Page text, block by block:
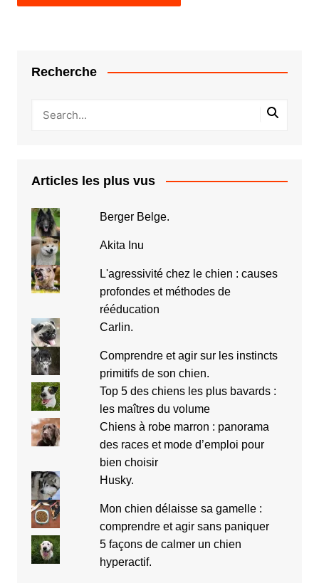
Recherche
Articles les plus vus
Berger Belge.
Akita Inu
L'agressivité chez le chien : causes
profondes et méthodes de
rééducation
Carlin.
Comprendre et agir sur les instincts
primitifs de son chien.
Top 5 des chiens les plus bavards :
les maîtres du volume
Chiens à robe marron : panorama
des races et mode d’emploi pour
bien choisir
Husky.
Mon chien délaisse sa gamelle :
comprendre et agir sans paniquer
5 façons de calmer un chien
hyperactif.